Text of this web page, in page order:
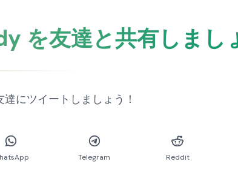
を友達と共有しまし
にツイートしましょう！
Telegram Reddit